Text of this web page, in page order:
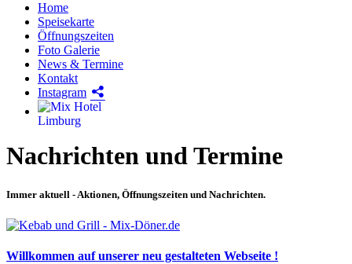
Home
Speisekarte
Öffnungszeiten
Foto Galerie
News & Termine
Kontakt
Instagram
Hotel
Nachrichten und Termine
Immer aktuell - Aktionen, Öffnungszeiten und Nachrichten.
Willkommen auf unserer neu gestalteten Webseite !